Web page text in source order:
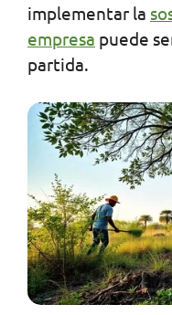
implementar la
empresa puede
partida.
Gestión